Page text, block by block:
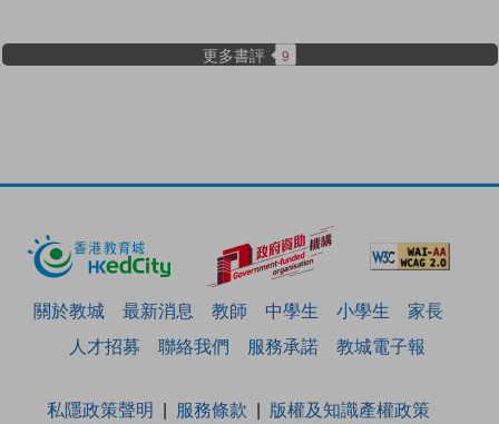
更多書評 9
關於教城 最新消息 教師 中學生 小學生
家長
人才招募
聯絡我們 服務承諾 教城電子報
私隱政策聲明 服務條款
版權及知識產權政策